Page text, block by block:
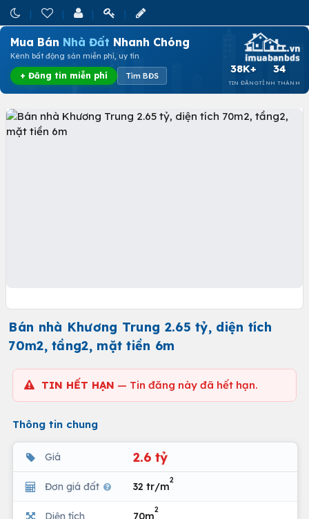
Mua Bán Nhà Đất Nhanh Chóng
Kênh bất động sản miễn phí, uy tín
+ Đăng tin miễn phí Tìm BĐS
38K+
TIN ĐĂNG
34
TỈNH THÀNH
Bán nhà Khương Trung 2.65 tỷ, diện tích
70m2, tầng2, mặt tiền 6m
TIN HẾT HẠN — Tin đăng này đã hết hạn.
Thông tin chung
Giá 2.6 tỷ
Đơn giá đất 32 tr/m
2
Diện tích 70m
2